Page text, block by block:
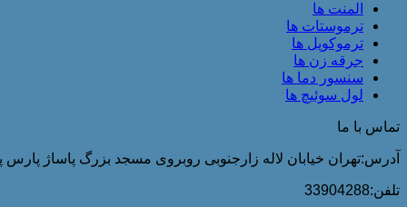
المنت ها
ترموستات ها
ترموکوپل ها
جرقه زن ها
سنسور دما ها
لول سوئیچ ها
تماس با ما
آدرس:تهران خیابان لاله زارجنوبی روبروی مسجد بزرگ پاساژ پارس
تلفن:33904288